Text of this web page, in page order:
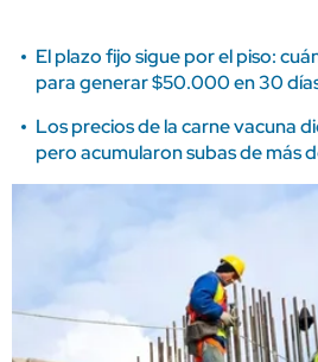
El plazo fijo sigue por el piso:
para generar $50.000 en 30
Los precios de la carne vacuna
pero acumularon subas de más